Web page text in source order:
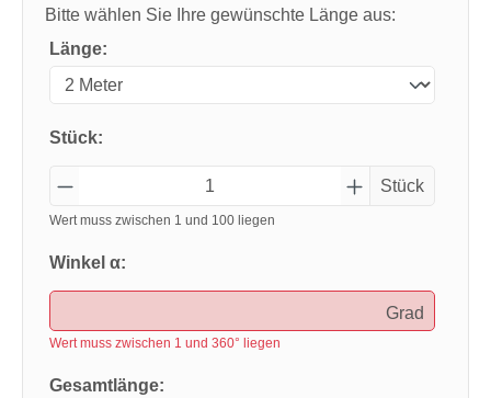
Bitte wählen Sie Ihre gewünschte Länge aus:
Länge:
Stück:
Stück
Wert muss zwischen 1 und 100 liegen
Winkel α:
Grad
Wert muss zwischen 1 und 360° liegen
Gesamtlänge: